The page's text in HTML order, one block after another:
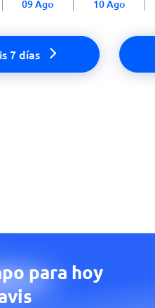
09 Ago 10 Ago
7 días
para hoy